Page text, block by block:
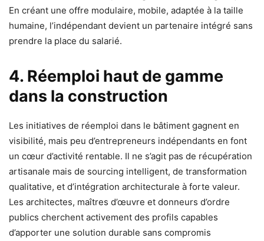
En créant une offre modulaire, mobile, adaptée à la taille
humaine, l’indépendant devient un partenaire intégré sans
prendre la place du salarié.
4. Réemploi haut de gamme
dans la construction
Les initiatives de réemploi dans le bâtiment gagnent en
visibilité, mais peu d’entrepreneurs indépendants en font
un cœur d’activité rentable. Il ne s’agit pas de récupération
artisanale mais de sourcing intelligent, de transformation
qualitative, et d’intégration architecturale à forte valeur.
Les architectes, maîtres d’œuvre et donneurs d’ordre
publics cherchent activement des profils capables
d’apporter une solution durable sans compromis